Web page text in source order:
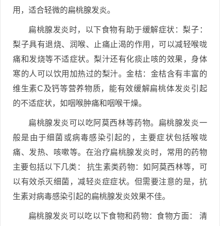
用，适合轻微的扁桃腺发炎。
扁桃腺发炎时，以下食物有助于缓解症状：梨子：
梨子具有退烧、润喉、止痛止渴的作用，可以减轻喉咙
痛和发烧等不适症状。梨汁还有化痰止咳的效果，身体
寒的人可以饮用加热过的梨汁。金桔：金桔含有丰富的
维生素C及钙等营养物质，能有效缓解扁桃体发炎引起
的不适症状，如咽喉肿痛和咽喉干燥。
扁桃腺发炎可以吃阿莫西林等药物。扁桃腺发炎一
般是由于细菌或病毒感染引起的，主要症状包括喉咙
痛、发热、咳嗽等。在治疗扁桃腺发炎时，常用的药物
主要包括以下几类： 抗生素类药物：如阿莫西林等，可
以有效杀灭细菌，减轻炎症症状。但需要注意的是，抗
生素对病毒感染引起的扁桃腺发炎效果不佳。
扁桃腺发炎可以吃以下食物和药物：食物方面： 清